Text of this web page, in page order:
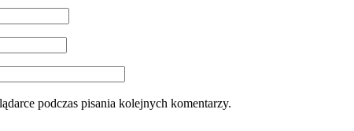
podczas pisania kolejnych komentarzy.